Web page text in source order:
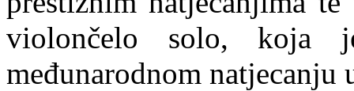
violončelo solo, koja
međunarodnom natjecanju